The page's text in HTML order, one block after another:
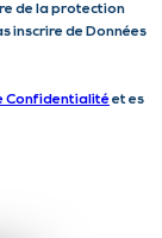
de la protection
inscrire de Données
Confidentialité et es